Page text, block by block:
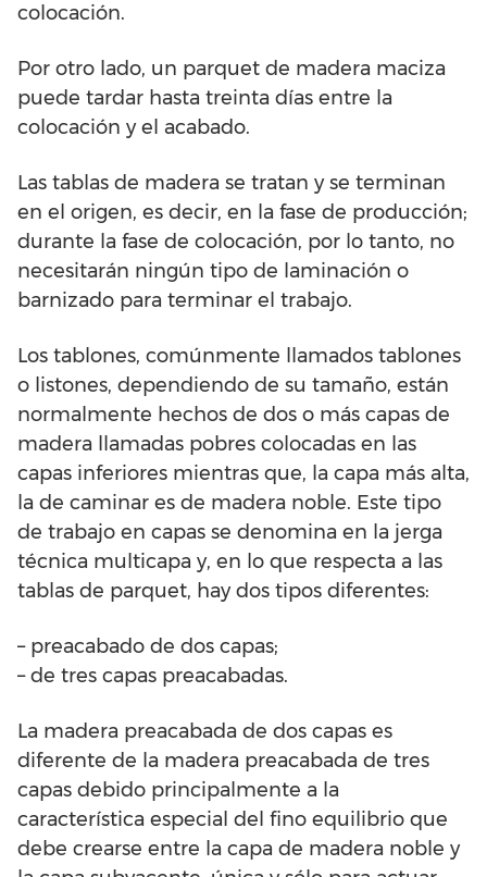
colocación.
Por otro lado, un parquet de madera maciza
puede tardar hasta treinta días entre la
colocación y el acabado.
Las tablas de madera se tratan y se terminan
en el origen, es decir, en la fase de producción;
durante la fase de colocación, por lo tanto, no
necesitarán ningún tipo de laminación o
barnizado para terminar el trabajo.
Los tablones, comúnmente llamados tablones
o listones, dependiendo de su tamaño, están
normalmente hechos de dos o más capas de
madera llamadas pobres colocadas en las
capas inferiores mientras que, la capa más alta,
la de caminar es de madera noble. Este tipo
de trabajo en capas se denomina en la jerga
técnica multicapa y, en lo que respecta a las
tablas de parquet, hay dos tipos diferentes:
– preacabado de dos capas;
– de tres capas preacabadas.
La madera preacabada de dos capas es
diferente de la madera preacabada de tres
capas debido principalmente a la
característica especial del fino equilibrio que
debe crearse entre la capa de madera noble y